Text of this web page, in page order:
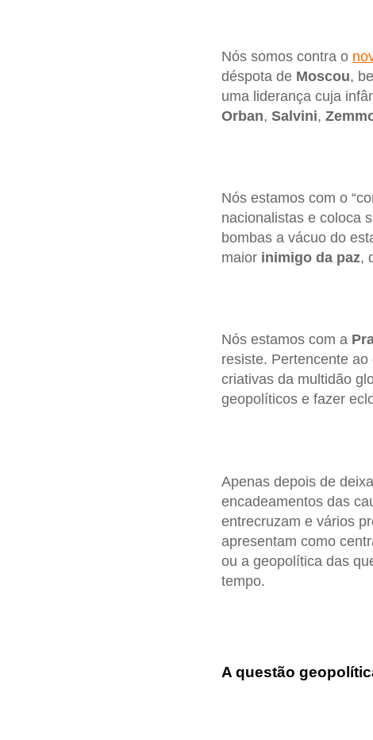
Nós somos contra o
déspota de Moscou,
uma liderança cuja
Orban, Salvini,
Nós estamos com o
nacionalistas e coloca
bombas a vácuo do
maiorinimigo da paz,
Nós estamos com a
resiste. Pertencente ao
criativas da multidão
geopolíticos e fazer
Apenas depois de
encadeamentos das
entrecruzam e vários
apresentam como
ou a geopolítica das
tempo.
A questão